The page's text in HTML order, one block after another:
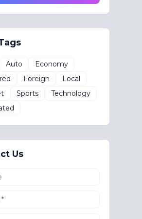
Auto
Economy
Foreign
Local
Sports
Technology
Us